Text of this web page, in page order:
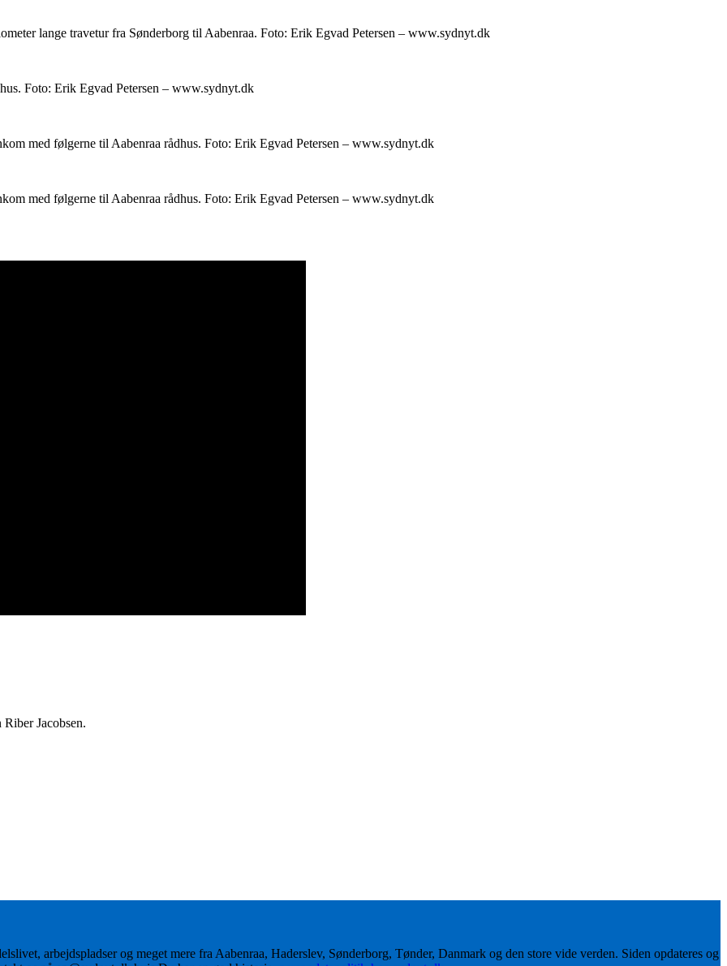
lange travetur fra Sønderborg til Aabenraa. Foto: Erik Egvad Petersen – www.sydnyt.dk
Foto: Erik Egvad Petersen – www.sydnyt.dk
med følgerne til Aabenraa rådhus. Foto: Erik Egvad Petersen – www.sydnyt.dk
med følgerne til Aabenraa rådhus. Foto: Erik Egvad Petersen – www.sydnyt.dk
Jacobsen.
arbejdspladser og meget mere fra Aabenraa, Haderslev, Sønderborg, Tønder, Danmark og den store vide verden. Siden opdateres og